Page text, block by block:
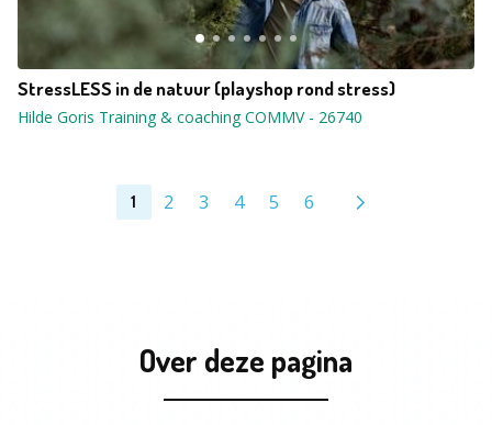
StressLESS in de natuur (playshop rond stress)
Hilde Goris Training & coaching COMMV- 26740
1 2 3 4 5 6
Over deze pagina